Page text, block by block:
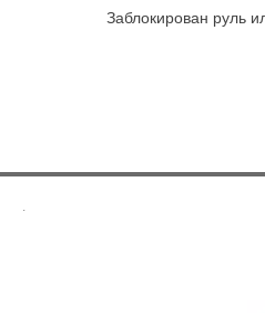
Заблокирован руль
.